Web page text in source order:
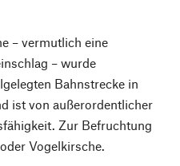
– vermutlich eine
– wurde
Bahnstrecke in
ist von außerordentlicher
Zur Befruchtung
Vogelkirsche.